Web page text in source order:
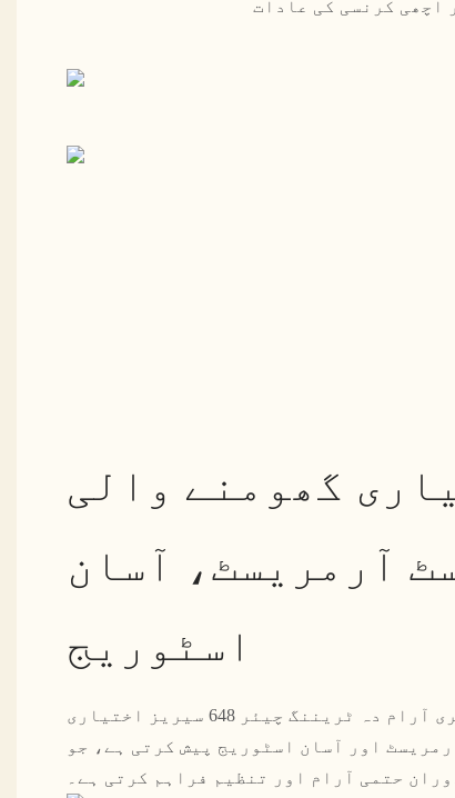
تکلیف کو کم کرنے اور اچھی کرنسی کی عادات
گھومنے والی
آرمریسٹ، آسان
اسٹوریج
سادہ ماڈرن سیڈینٹری آرام دہ ٹریننگ چیئر 648 سیریز اختیاری
اور آسان اسٹوریج پیش کرتی ہے، جو
حتمی آرام اور تنظیم فراہم کرتی ہے۔